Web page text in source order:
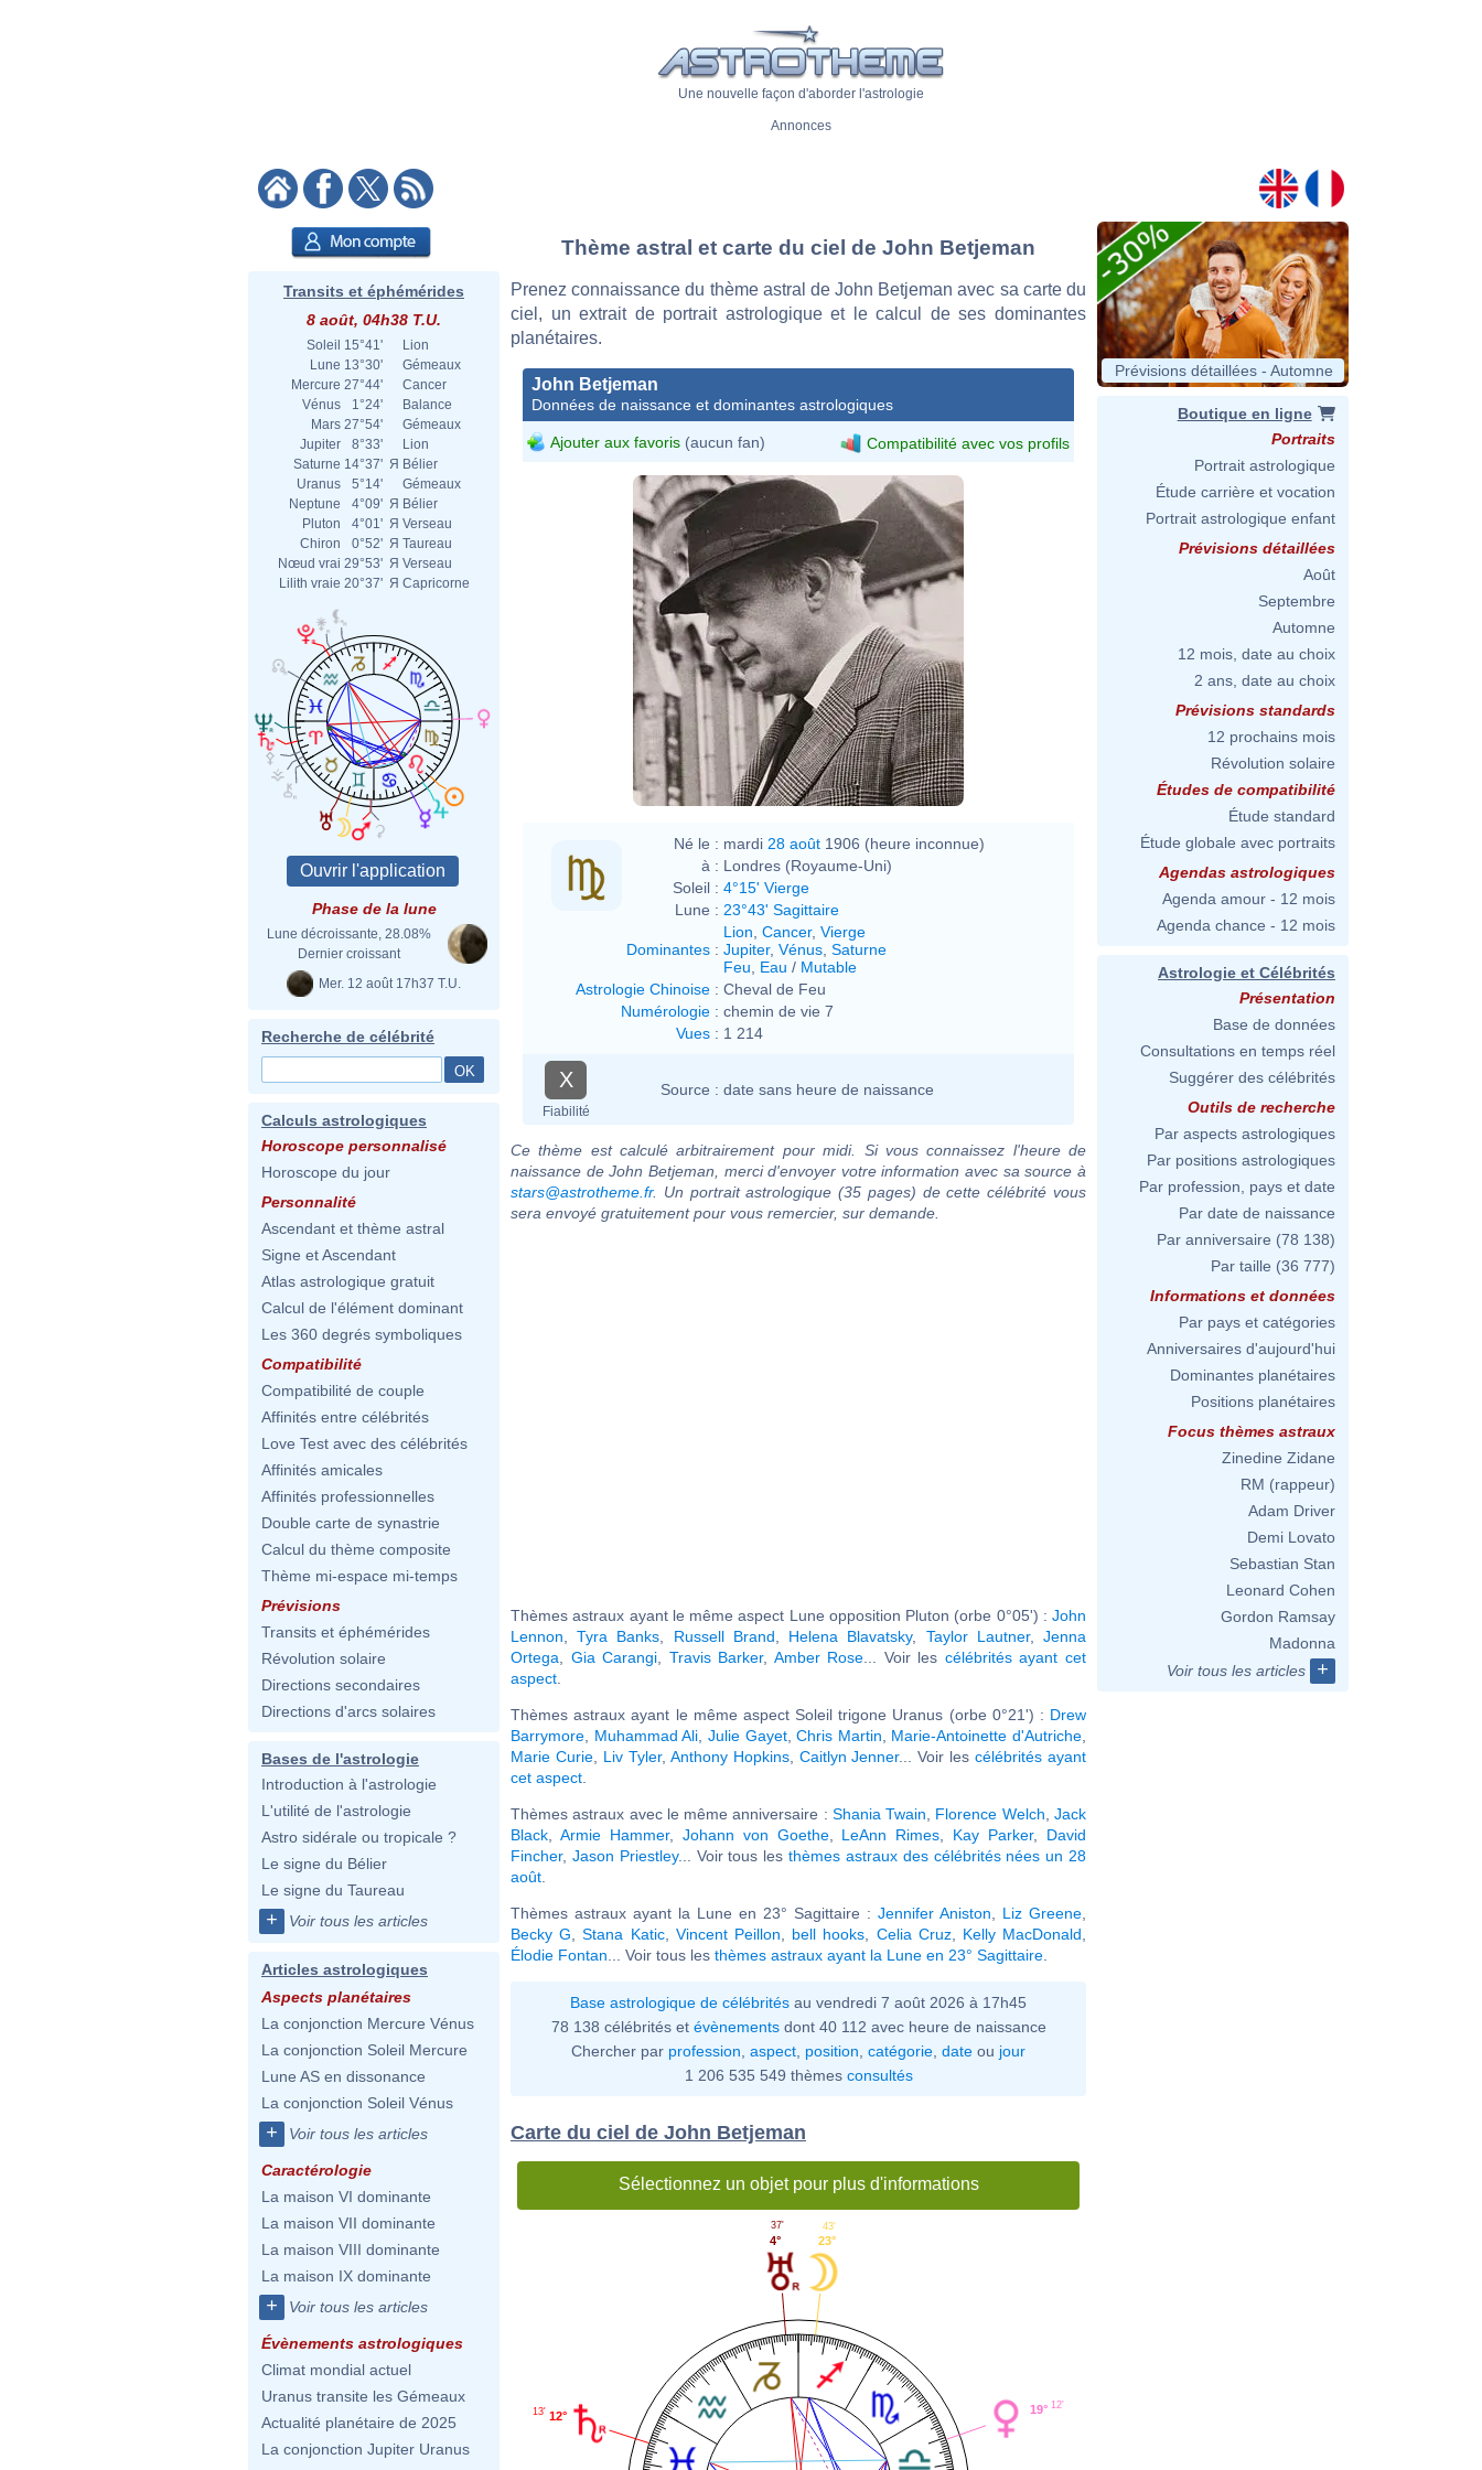
Une nouvelle façon d'aborder l'astrologie
Annonces
Transits et éphémérides
8 août, 04h38 T.U.
Soleil 15°41'
Lion
Lune 13°30'
Gémeaux
Mercure 27°44'
Cancer
Vénus
1°24'
Balance
Mars 27°54'
Gémeaux
Jupiter
8°33'
Lion
Saturne 14°37' Я Bélier
Uranus
5°14'
Gémeaux
Neptune
4°09' Я Bélier
Pluton
4°01' Я Verseau
Chiron
0°52' Я Taureau
Nœud vrai 29°53' Я Verseau
Lilith vraie 20°37' Я Capricorne
Phase de la lune
Lune décroissante, 28.08%
Dernier croissant
Mer. 12 août 17h37 T.U.
Recherche de célébrité
Calculs astrologiques
Horoscope personnalisé
Horoscope du jour
Personnalité
Ascendant et thème astral
Signe et Ascendant
Atlas astrologique gratuit
Calcul de l'élément dominant
Les 360 degrés symboliques
Compatibilité
Compatibilité de couple
Affinités entre célébrités
Love Test avec des célébrités
Affinités amicales
Affinités professionnelles
Double carte de synastrie
Calcul du thème composite
Thème mi-espace mi-temps
Prévisions
Transits et éphémérides
Révolution solaire
Directions secondaires
Directions d'arcs solaires
Bases de l'astrologie
Introduction à l'astrologie
L'utilité de l'astrologie
Astro sidérale ou tropicale ?
Le signe du Bélier
Le signe du Taureau
+ Voir tous les articles
Articles astrologiques
Aspects planétaires
La conjonction Mercure Vénus
La conjonction Soleil Mercure
Lune AS en dissonance
La conjonction Soleil Vénus
+ Voir tous les articles
Caractérologie
La maison VI dominante
La maison VII dominante
La maison VIII dominante
La maison IX dominante
+ Voir tous les articles
Évènements astrologiques
Climat mondial actuel
Uranus transite les Gémeaux
Actualité planétaire de 2025
La conjonction Jupiter Uranus
Thème astral et carte du ciel de John Betjeman
Prenez connaissance du thème astral de John Betjeman avec sa carte du
ciel, un extrait de portrait astrologique et le calcul de ses dominantes
planétaires.
John Betjeman
Données de naissance et dominantes astrologiques
Ajouter aux favoris (aucun fan) Compatibilité avec vos profils
National
Media Museum
MediaJet
Né le : mardi 28 août 1906 (heure inconnue)
à : Londres (Royaume-Uni)
Soleil : 4°15' Vierge
Lune : 23°43' Sagittaire
Dominantes :
Lion Cancer, Vierge
Jupiter, Vénus Saturne
Feu
Eau / Mutable
Astrologie Chinoise : Cheval de Feu
Numérologie : chemin de vie 7
Vues : 1 214
X
Fiabilité
Source : date sans heure de naissance
Ce thème est calculé arbitrairement pour midi. Si vous connaissez l'heure de
naissance de John Betjeman, merci d'envoyer votre information avec sa source à
stars@astrotheme.fr. Un portrait astrologique (35 pages) de cette célébrité vous
sera envoyé gratuitement pour vous remercier, sur demande.
Thèmes astraux ayant le même aspect Lune opposition Pluton (orbe 0°05') : John
Lennon ,Tyra Banks Russell Brand Helena Blavatsky, Taylor Lautner,Jenna
Ortega
Gia Carangi Travis Barker, Amber Rose ... Voir les célébrités ayant cet
aspect
Thèmes astraux ayant le même aspect Soleil trigone Uranus (orbe 0°21') : Drew
Barrymore
Muhammad Ali Julie Gayet,Chris Martin Marie-Antoinette d'Autriche
Marie Curie, Liv Tyler, Anthony Hopkins, Caitlyn Jenner... Voir lescélébrités ayant
cet aspect
Thèmes astraux avec le même anniversaire : Shania Twain Florence Welch ,Jack
Black
Armie Hammer, Johann von Goethe, LeAnn Rimes Kay Parker, David
Fincher, Jason Priestley... Voir tous lesthèmes astraux des célébrités nées un 28
août
Thèmes astraux ayant la Lune en 23° Sagittaire : Jennifer Aniston Liz Greene
Becky G ,Stana Katic, Vincent Peillon bell hooks Celia Cruz, Kelly MacDonald
Élodie Fontan ... Voir tous les thèmes astraux ayant la Lune en 23° Sagittaire
Base astrologique de célébrités au vendredi 7 août 2026 à 17h45
78 138 célébrités et évènementsdont 40 112 avec heure de naissance
Chercher par profession aspect position catégorie date ou jour
1 206 535 549 thèmes consultés
Carte du ciel de John Betjeman
Sélectionnez un objet pour plus d'informations
19° 12'
23°
43'
4°
37'
12°
13'
Prévisions détaillées - Automne
Boutique en ligne
Portraits
Portrait astrologique
Étude carrière et vocation
Portrait astrologique enfant
Prévisions détaillées
Août
Septembre
Automne
12 mois, date au choix
2 ans, date au choix
Prévisions standards
12 prochains mois
Révolution solaire
Études de compatibilité
Étude standard
Étude globale avec portraits
Agendas astrologiques
Agenda amour - 12 mois
Agenda chance - 12 mois
Astrologie et Célébrités
Présentation
Base de données
Consultations en temps réel
Suggérer des célébrités
Outils de recherche
Par aspects astrologiques
Par positions astrologiques
Par profession, pays et date
Par date de naissance
Par anniversaire (78 138)
Par taille (36 777)
Informations et données
Par pays et catégories
Anniversaires d'aujourd'hui
Dominantes planétaires
Positions planétaires
Focus thèmes astraux
Zinedine Zidane
RM (rappeur)
Adam Driver
Demi Lovato
Sebastian Stan
Leonard Cohen
Gordon Ramsay
Madonna
Voir tous les articles
+